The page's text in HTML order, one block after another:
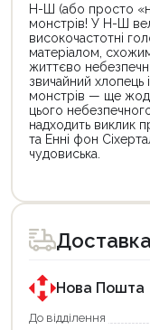
Н-Ш (або просто
монстрів! У Н-Ш
високочастотні
матеріалом,
життєво
звичайний хлопець
монстрів — ще
цього
надходить виклик
та Енні фон
чудовиська.
товар
для
покупки
державною
програмою
єКнига.
Використовуйте
товар
для
покупки
державною
програмою
«Національний
кешбек».
Доставка
Нова Пошта
До відділення